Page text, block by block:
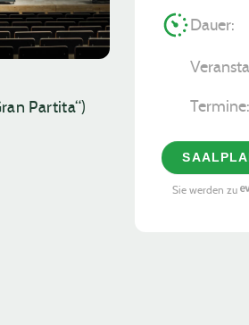
Partita“)
Dauer:
Termine:
Sie werden zu